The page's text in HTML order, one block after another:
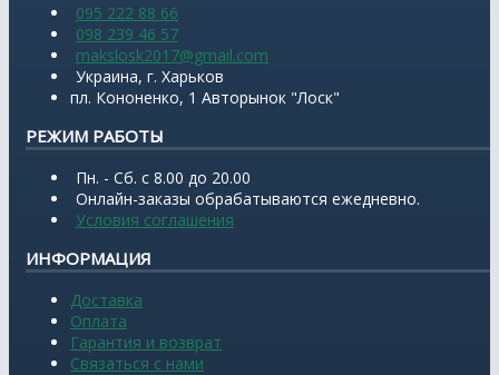
095 222 88 66
098 239 46 57
makslosk2017@gmail.com
Украина, г. Харьков
пл. Кононенко, 1 Авторынок "Лоск"
РЕЖИМ РАБОТЫ
Пн. - Сб. с 8.00 до 20.00
Онлайн-заказы обрабатываются ежедневно.
Условия соглашения
ИНФОРМАЦИЯ
Доставка
Оплата
Гарантия и возврат
Связаться с нами